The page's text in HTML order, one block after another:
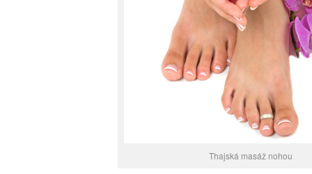
Thajská masáž nohou